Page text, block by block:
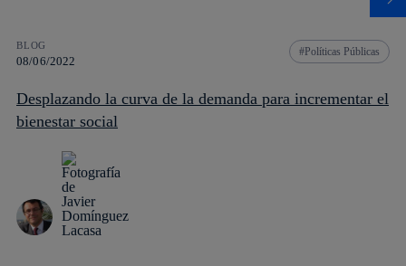
BLOG
08/06/2022
Políticas Públicas
Desplazando la curva de la demanda para incrementar el
bienestar social